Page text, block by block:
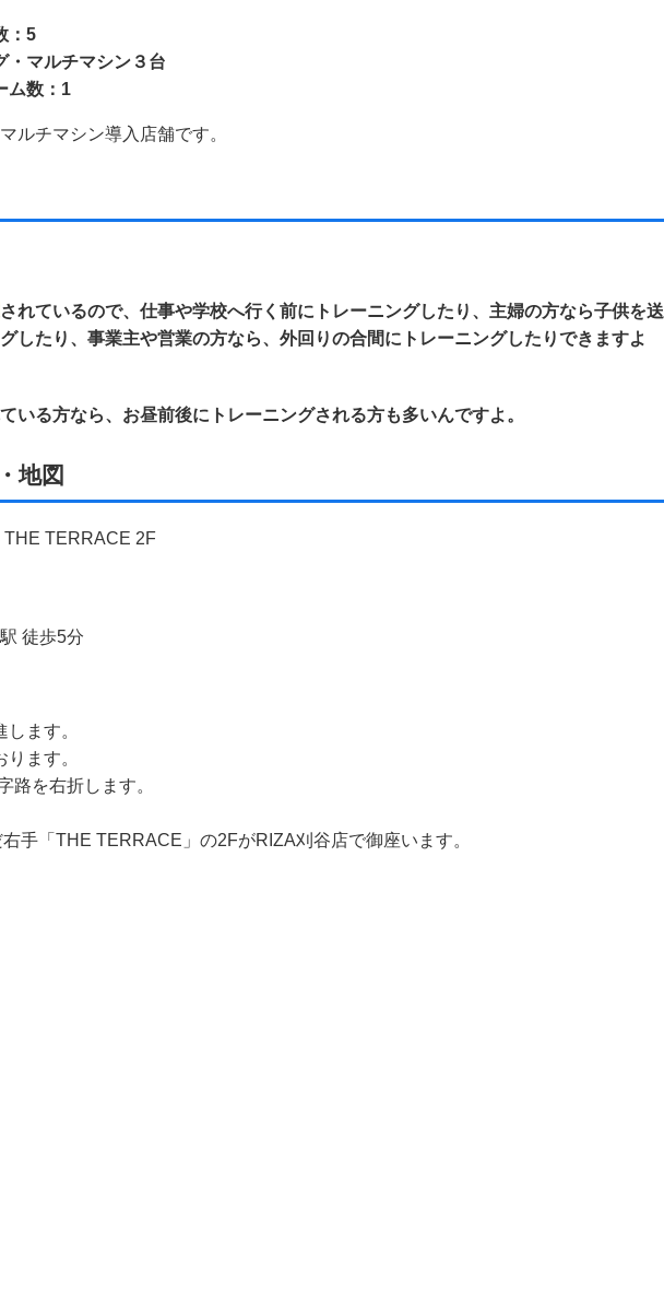
：5
・マルチマシン３台
ム数：1
ルチマシン導入店舗です。
されているので、仕事や学校へ行く前にトレーニングしたり、主婦の方なら子供を送
したり、事業主や営業の方なら、外回りの合間にトレーニングしたりできますよ
いる方なら、お昼前後にトレーニングされる方も多いんですよ。
地図
THE TERRACE 2F
徒歩5分
ます。
ます。
路を右折します。
手「THE TERRACE」の2FがRIZA刈谷店で御座います。